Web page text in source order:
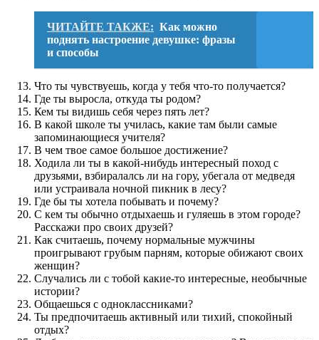
ЧИТАЙТЕ ТАКЖЕ: Как можно
поднять настроение девушке: фразы
и способы
Что ты чувствуешь, когда у тебя что-то получается?
Где ты выросла, откуда ты родом?
Кем ты видишь себя через пять лет?
В какой школе ты училась, какие там были самые
запоминающиеся учителя?
В чем твое самое большое достижение?
Ходила ли ты в какой-нибудь интересный поход с
друзьями, взбиралалсь ли на гору, убегала от медведя
или устраивала ночной пикник в лесу?
Где бы ты хотела побывать и почему?
С кем ты обычно отдыхаешь и гуляешь в этом городе?
Расскажи про своих друзей?
Как считаешь, почему нормальные мужчины
проигрывают грубым парням, которые обижают своих
женщин?
Случались ли с тобой какие-то интересные, необычные
истории?
Общаешься с одноклассниками?
Ты предпочитаешь активный или тихий, спокойный
отдых?